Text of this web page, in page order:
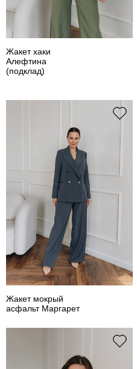
Жакет хаки
Алефтина
(подклад)
Жакет мокрый
асфальт Маргарет